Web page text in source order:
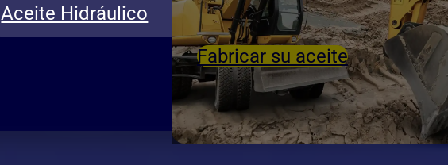
Aceite Hidráulico
Fabricar su aceite